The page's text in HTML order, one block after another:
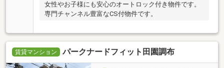
女性やお子様にも安心のオートロック付き物件です。
専門チャンネル豊富なCS付物件です。
賃貸マンション パークナードフィット田園調布